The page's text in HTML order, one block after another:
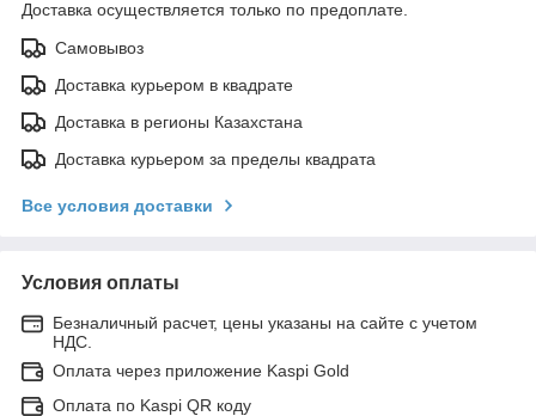
Доставка осуществляется только по предоплате.
Самовывоз
Доставка курьером в квадрате
Доставка в регионы Казахстана
Доставка курьером за пределы квадрата
Все условия доставки
Условия оплаты
Безналичный расчет, цены указаны на сайте с учетом
НДС.
Оплата через приложение Kaspi Gold
Оплата по Kaspi QR коду